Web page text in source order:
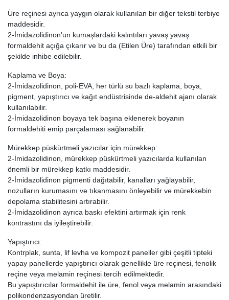
Üre reçinesi ayrıca yaygın olarak kullanılan bir diğer tekstil terbiye
maddesidir.
2-İmidazolidinon'un kumaşlardaki kalıntıları yavaş yavaş
formaldehit açığa çıkarır ve bu da (Etilen Üre) tarafından etkili bir
şekilde inhibe edilebilir.
Kaplama ve Boya:
2-İmidazolidinon, poli-EVA, her türlü su bazlı kaplama, boya,
pigment, yapıştırıcı ve kağıt endüstrisinde de-aldehit ajanı olarak
kullanılabilir.
2-İmidazolidinon boyaya tek başına eklenerek boyanın
formaldehiti emip parçalaması sağlanabilir.
Mürekkep püskürtmeli yazıcılar için mürekkep:
2-İmidazolidinon, mürekkep püskürtmeli yazıcılarda kullanılan
önemli bir mürekkep katkı maddesidir.
2-İmidazolidinon pigmenti dağıtabilir, kanalları yağlayabilir,
nozulların kurumasını ve tıkanmasını önleyebilir ve mürekkebin
depolama stabilitesini artırabilir.
2-İmidazolidinon ayrıca baskı efektini artırmak için renk
kontrastını da iyileştirebilir.
Yapıştırıcı:
Kontrplak, sunta, lif levha ve kompozit paneller gibi çeşitli tipteki
yapay panellerde yapıştırıcı olarak genellikle üre reçinesi, fenolik
reçine veya melamin reçinesi tercih edilmektedir.
Bu yapıştırıcılar formaldehit ile üre, fenol veya melamin arasındaki
polikondenzasyondan üretilir.